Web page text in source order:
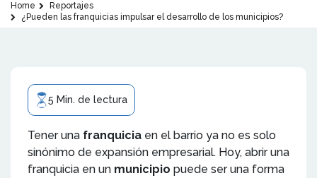
Home
Reportajes
¿Pueden las franquicias impulsar el desarrollo de los municipios?
5 Min. de lectura
Tener una franquicia en el barrio ya no es solo
sinónimo de expansión empresarial. Hoy, abrir una
franquicia en un municipio puede ser una forma